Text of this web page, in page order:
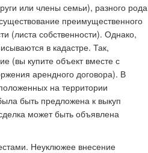
или члены семьи), разного рода
преимущественного
(листа собственности). Однако,
в кадастре. Так,
(вы купите объект вместе с
арендного договора). В
на территории
быть предложена к выкуп
может быть объявлена
Неуклюжее внесение